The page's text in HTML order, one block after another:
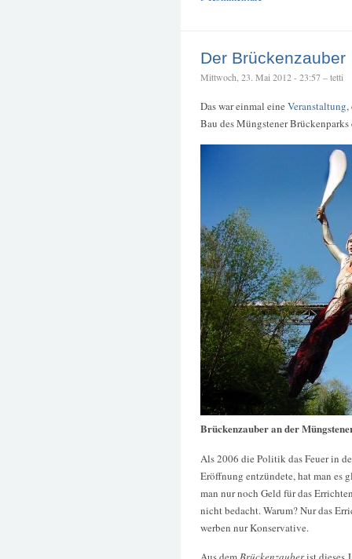
Der Brückenzauber
Mittwoch, 23. Mai 2012 - 23:57 – tetti
Das war einmal eine Veranstaltung,
Bau des Müngstener
Brückenzauber an der
Als 2006 die Politik das Feuer in
Eröffnung entzündete, hat man es
man nur noch Geld für das
nicht bedacht. Warum? Nur das
werben nur Konservative.